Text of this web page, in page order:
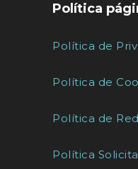
Política
Política de
Política de
Política de
Política